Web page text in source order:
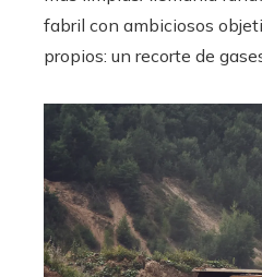
fabril con ambiciosos
propios: un recorte de